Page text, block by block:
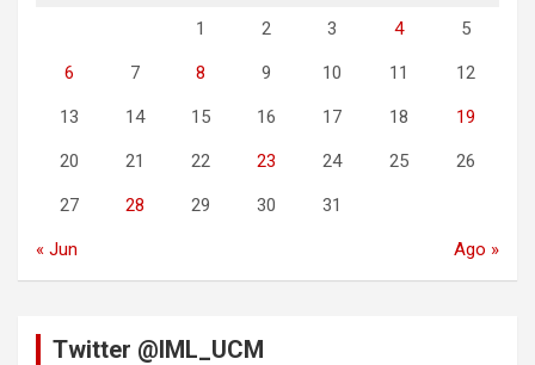
1 2 3 4 5
6 7 8 9 10 11 12
13 14 15 16 17 18 19
20 21 22 23 24 25 26
27 28 29 30 31
« Jun Ago »
Twitter @IML_UCM